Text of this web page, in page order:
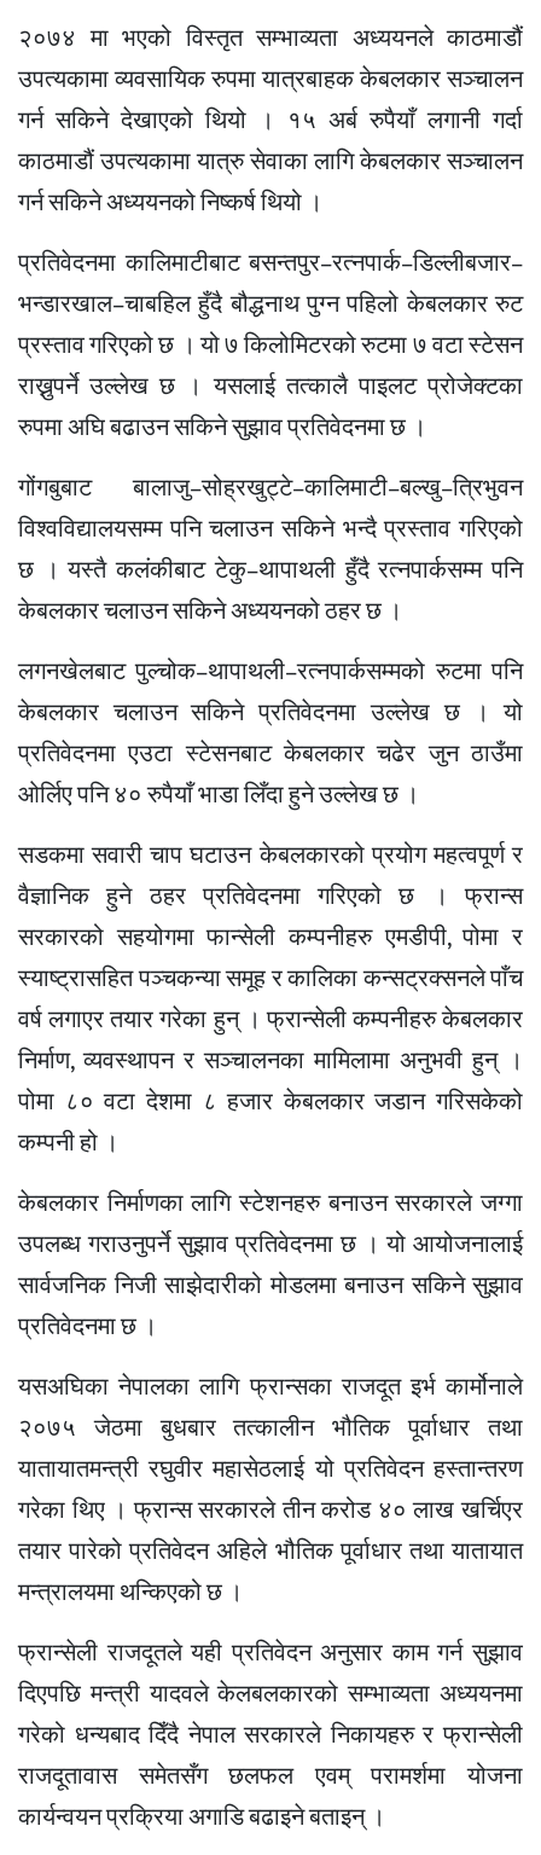
२०७४ मा भएको विस्तृत सम्भाव्यता अध्ययनले काठमाडौं
उपत्यकामा व्यवसायिक रुपमा यात्रबाहक केबलकार सञ्चालन
गर्न सकिने देखाएको थियो । १५ अर्ब रुपैयाँ लगानी गर्दा
काठमाडौं उपत्यकामा यात्रु सेवाका लागि केबलकार सञ्चालन
गर्न सकिने अध्ययनको निष्कर्ष थियो ।
प्रतिवेदनमा कालिमाटीबाट बसन्तपुर–रत्नपार्क–डिल्लीबजार–
भन्डारखाल–चाबहिल हुँदै बौद्धनाथ पुग्न पहिलो केबलकार रुट
प्रस्ताव गरिएको छ । यो ७ किलोमिटरको रुटमा ७ वटा स्टेसन
राख्नुपर्ने उल्लेख छ । यसलाई तत्कालै पाइलट प्रोजेक्टका
रुपमा अघि बढाउन सकिने सुझाव प्रतिवेदनमा छ ।
गोंगबुबाट बालाजु–सोह्रखुट्टे–कालिमाटी–बल्खु–त्रिभुवन
विश्वविद्यालयसम्म पनि चलाउन सकिने भन्दै प्रस्ताव गरिएको
छ । यस्तै कलंकीबाट टेकु–थापाथली हुँदै रत्नपार्कसम्म पनि
केबलकार चलाउन सकिने अध्ययनको ठहर छ ।
लगनखेलबाट पुल्चोक–थापाथली–रत्नपार्कसम्मको रुटमा पनि
केबलकार चलाउन सकिने प्रतिवेदनमा उल्लेख छ । यो
प्रतिवेदनमा एउटा स्टेसनबाट केबलकार चढेर जुन ठाउँमा
ओर्लिए पनि ४० रुपैयाँ भाडा लिँदा हुने उल्लेख छ ।
सडकमा सवारी चाप घटाउन केबलकारको प्रयोग महत्वपूर्ण र
वैज्ञानिक हुने ठहर प्रतिवेदनमा गरिएको छ । फ्रान्स
सरकारको सहयोगमा फान्सेली कम्पनीहरु एमडीपी, पोमा र
स्याष्ट्रासहित पञ्चकन्या समूह र कालिका कन्सट्रक्सनले पाँच
वर्ष लगाएर तयार गरेका हुन् । फ्रान्सेली कम्पनीहरु केबलकार
निर्माण, व्यवस्थापन र सञ्चालनका मामिलामा अनुभवी हुन् ।
पोमा ८० वटा देशमा ८ हजार केबलकार जडान गरिसकेको
कम्पनी हो ।
केबलकार निर्माणका लागि स्टेशनहरु बनाउन सरकारले जग्गा
उपलब्ध गराउनुपर्ने सुझाव प्रतिवेदनमा छ । यो आयोजनालाई
सार्वजनिक निजी साझेदारीको मोडलमा बनाउन सकिने सुझाव
प्रतिवेदनमा छ ।
यसअघिका नेपालका लागि फ्रान्सका राजदूत इर्भ कार्मोनाले
२०७५ जेठमा बुधबार तत्कालीन भौतिक पूर्वाधार तथा
यातायातमन्त्री रघुवीर महासेठलाई यो प्रतिवेदन हस्तान्तरण
गरेका थिए । फ्रान्स सरकारले तीन करोड ४० लाख खर्चिएर
तयार पारेको प्रतिवेदन अहिले भौतिक पूर्वाधार तथा यातायात
मन्त्रालयमा थन्किएको छ ।
फ्रान्सेली राजदूतले यही प्रतिवेदन अनुसार काम गर्न सुझाव
दिएपछि मन्त्री यादवले केलबलकारको सम्भाव्यता अध्ययनमा
गरेको धन्यबाद दिँदै नेपाल सरकारले निकायहरु र फ्रान्सेली
राजदूतावास समेतसँग छलफल एवम्‌ परामर्शमा योजना
कार्यन्वयन प्रक्रिया अगाडि बढाइने बताइन् ।